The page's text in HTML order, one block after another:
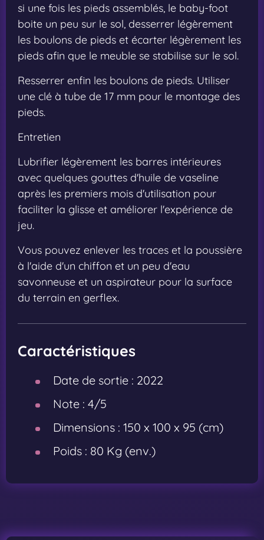
si une fois les pieds assemblés, le baby-foot
boite un peu sur le sol, desserrer légèrement
les boulons de pieds et écarter légèrement les
pieds afin que le meuble se stabilise sur le sol.
Resserrer enfin les boulons de pieds. Utiliser
une clé à tube de 17 mm pour le montage des
pieds.
Entretien
Lubrifier légèrement les barres intérieures
avec quelques gouttes d'huile de vaseline
après les premiers mois d'utilisation pour
faciliter la glisse et améliorer l'expérience de
jeu.
Vous pouvez enlever les traces et la poussière
à l'aide d'un chiffon et un peu d'eau
savonneuse et un aspirateur pour la surface
du terrain en gerflex.
Caractéristiques
Date de sortie : 2022
Note : 4/5
Dimensions : 150 x 100 x 95 (cm)
Poids : 80 Kg (env.)